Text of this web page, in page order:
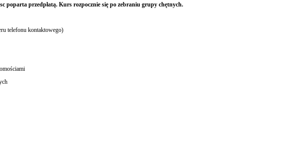
poparta przedpłatą. Kurs rozpocznie się po zebraniu grupy chętnych.
telefonu kontaktowego)